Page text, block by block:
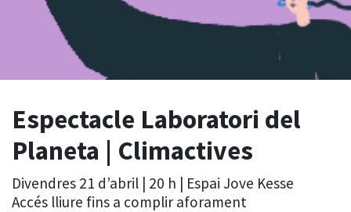
Espectacle Laboratori del
Planeta | Climactives
Divendres 21 d’abril | 20 h | Espai Jove Kesse
Accés lliure fins a complir aforament